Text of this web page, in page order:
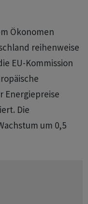
Ökonomen
reihenweise
EU-Kommission
Energiepreise
Die
um 0,5